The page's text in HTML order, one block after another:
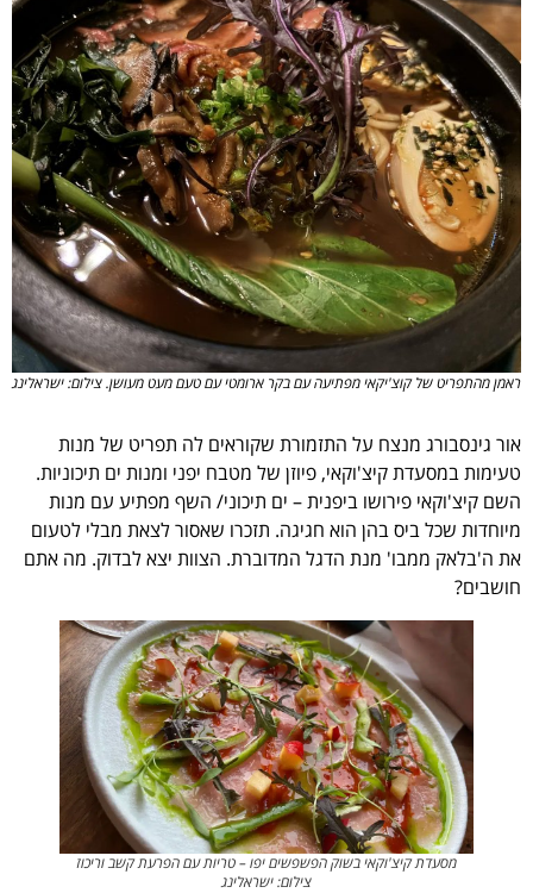
ראמן מהתפריט של קוצ'יקאי מפתיעה עם בקר ארומטי עם טעם מעט מעושן. צילום: ישראלינג
אור גינסבורג מנצח על התזמורת שקוראים לה תפריט של מנות
טעימות במסעדת קיצ'וקאי, פיוזן של מטבח יפני ומנות ים תיכוניות.
השם קיצ'וקאי פירושו ביפנית – ים תיכוני/ השף מפתיע עם מנות
מיוחדות שכל ביס בהן הוא חגיגה. תזכרו שאסור לצאת מבלי לטעום
את ה'בלאק ממבו' מנת הדגל המדוברת. הצוות יצא לבדוק. מה אתם
חושבים?
מסעדת קיצ'וקאי בשוק הפשפשים יפו – טריות עם הפרעת קשב וריכוז
צילום: ישראלינג